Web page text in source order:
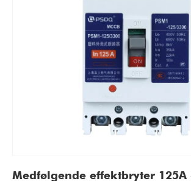
Medfølgende effektbryter 125A